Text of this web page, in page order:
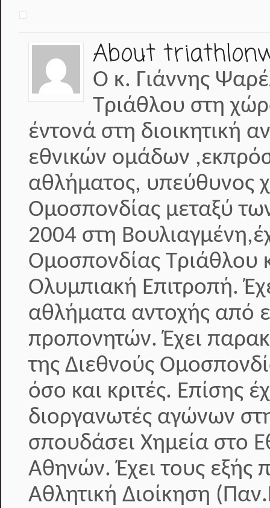
About
Ο κ. Γιάννης
Τριάθλου στη
έντονά στη διοικητική
εθνικών ομάδων
αθλήματος, υπεύθυνος
Ομοσπονδίας μεταξύ
2004 στη
Ομοσπονδίας Τριάθλου
Ολυμπιακή Επιτροπή.
αθλήματα αντοχής από
προπονητών. Έχει
της Διεθνούς
όσο και κριτές. Επίσης
διοργανωτές αγώνων
σπουδάσει Χημεία στο
Αθηνών. Έχει τους εξής
Αθλητική Διοίκηση